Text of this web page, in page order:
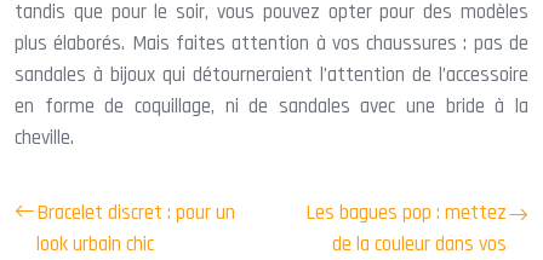
tandis que pour le soir, vous pouvez opter pour des modèles
plus élaborés. Mais faites attention à vos chaussures : pas de
sandales à bijoux qui détourneraient l’attention de l’accessoire
en forme de coquillage, ni de sandales avec une bride à la
cheville.
Bracelet discret : pour un
look urbain chic
Les bagues pop : mettez
de la couleur dans vos